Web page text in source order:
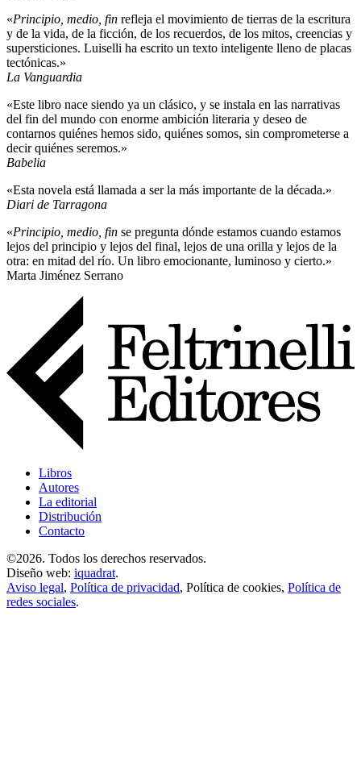
«Principio, medio, fin refleja el movimiento de tierras de la escritura
y de la vida, de la ficción, de los recuerdos, de los mitos, creencias y
supersticiones. Luiselli ha escrito un texto inteligente lleno de placas
tectónicas.»
La Vanguardia
«Este libro nace siendo ya un clásico, y se instala en las narrativas
del fin del mundo con enorme ambición literaria y deseo de
contarnos quiénes hemos sido, quiénes somos, sin comprometerse a
decir quiénes seremos.»
Babelia
«Esta novela está llamada a ser la más importante de la década.»
Diari de Tarragona
«Principio, medio, fin se pregunta dónde estamos cuando estamos
lejos del principio y lejos del final, lejos de una orilla y lejos de la
otra: en mitad del río. Un libro emocionante, luminoso y cierto.»
Marta Jiménez Serrano
Libros
Autores
La editorial
Distribución
Contacto
©2026. Todos los derechos reservados.
Diseño web: iquadrat.
Aviso legal, Política de privacidad, Política de cookies, Política de
redes sociales.